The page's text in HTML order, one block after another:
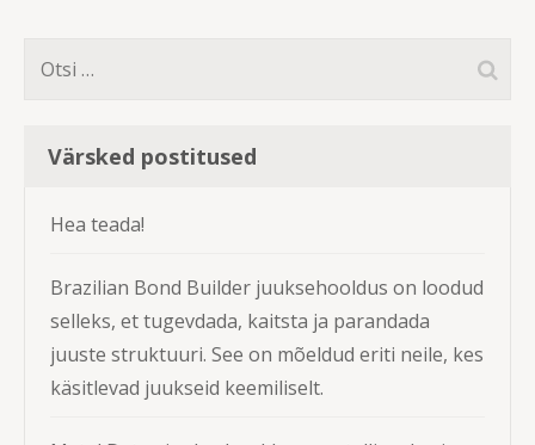
Otsi:
Värsked postitused
Hea teada!
Brazilian Bond Builder juuksehooldus on loodud
selleks, et tugevdada, kaitsta ja parandada
juuste struktuuri. See on mõeldud eriti neile, kes
käsitlevad juukseid keemiliselt.